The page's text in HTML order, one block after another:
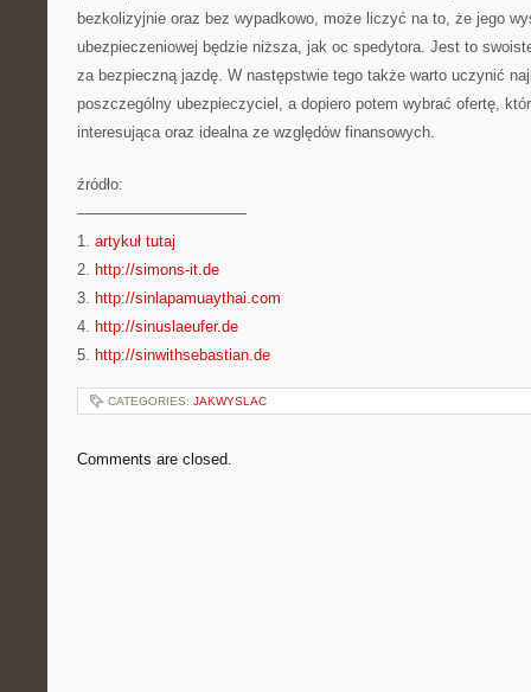
bezkolizyjnie oraz bez wypadkowo, może liczyć na to, że jego
ubezpieczeniowej będzie niższa, jak oc spedytora. Jest to
za bezpieczną jazdę. W następstwie tego także warto uczynić
poszczególny ubezpieczyciel, a dopiero potem wybrać ofertę,
interesująca oraz idealna ze względów finansowych.
źródło:
———————————
1. artykuł tutaj
2. http://simons-it.de
3. http://sinlapamuaythai.com
4. http://sinuslaeufer.de
5. http://sinwithsebastian.de
CATEGORIES: JAKWYSLAC
Comments are closed.